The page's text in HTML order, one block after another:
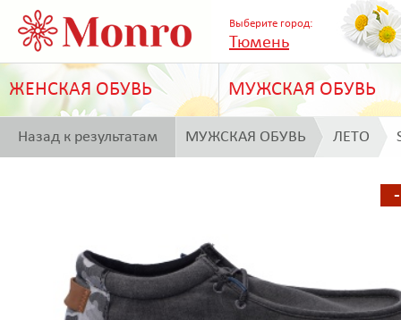
Выберите город:
Тюмень
ЖЕНСКАЯ ОБУВЬ МУЖСКАЯ ОБУВЬ
Назад к результатам МУЖСКАЯ ОБУВЬ ЛЕТО